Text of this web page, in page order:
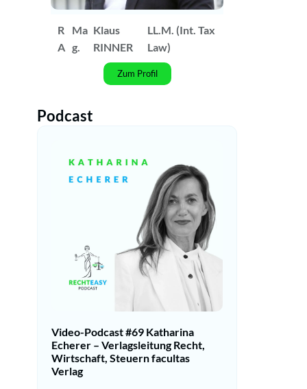
R
A
Ma
g.
Klaus
RINNER
LL.M. (Int. Tax
Law)
Zum Profil
Podcast
Video-Podcast #69 Katharina
Echerer – Verlagsleitung Recht,
Wirtschaft, Steuern facultas
Verlag